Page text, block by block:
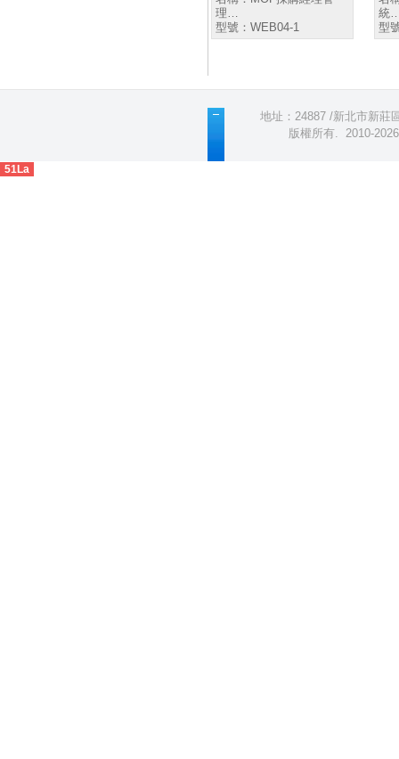
理…
型號： WEB04-1
統
型
地址：24887 /新北市新
版權所有. 2010-
51La